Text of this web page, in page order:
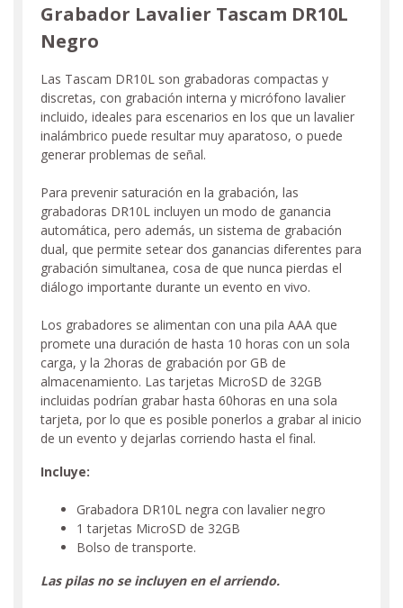
Grabador Lavalier Tascam DR10L
Negro
Las Tascam DR10L son grabadoras compactas y
discretas, con grabación interna y micrófono lavalier
incluido, ideales para escenarios en los que un lavalier
inalámbrico puede resultar muy aparatoso, o puede
generar problemas de señal.
Para prevenir saturación en la grabación, las
grabadoras DR10L incluyen un modo de ganancia
automática, pero además, un sistema de grabación
dual, que permite setear dos ganancias diferentes para
grabación simultanea, cosa de que nunca pierdas el
diálogo importante durante un evento en vivo.
Los grabadores se alimentan con una pila AAA que
promete una duración de hasta 10 horas con un sola
carga, y la 2horas de grabación por GB de
almacenamiento. Las tarjetas MicroSD de 32GB
incluidas podrían grabar hasta 60horas en una sola
tarjeta, por lo que es posible ponerlos a grabar al inicio
de un evento y dejarlas corriendo hasta el final.
Incluye:
Grabadora DR10L negra con lavalier negro
1 tarjetas MicroSD de 32GB
Bolso de transporte.
Las pilas no se incluyen en el arriendo.